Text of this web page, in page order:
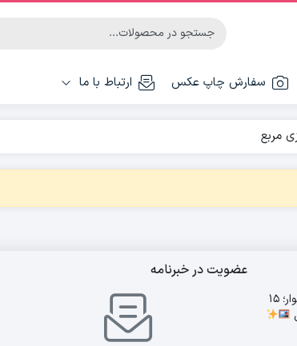
سفارش چاپ عکس ارتباط با ما
مربع
ایده چیدمان قاب عکس روی دیوار؛ 15
عضویت در خبرنامه